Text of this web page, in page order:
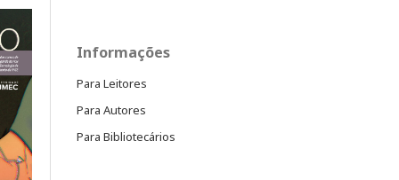
Informações
Para Leitores
Para Autores
Para Bibliotecários